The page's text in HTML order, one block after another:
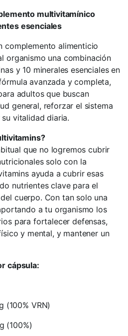
multivitamínico
esenciales
complemento alimenticio
organismo una combinación
y 10 minerales esenciales en
avanzada y completa,
adultos que buscan
general, reforzar el sistema
vitalidad diaria.
que no logremos cubrir
solo con la
ayuda a cubrir esas
nutrientes clave para el
cuerpo. Con tan solo una
a tu organismo los
para fortalecer defensas,
y mental, y mantener un
cápsula:
(100% VRN)
(100%)